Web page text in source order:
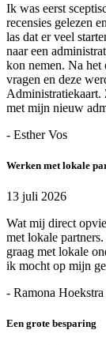
Ik was eerst
recensies gelezen
las dat er veel
naar een
kon nemen. Na het
vragen en deze
Administratiekaart.
met mijn nieuw
- Esther Vos
Werken met lokale
13 juli 2026
Wat mij direct
met lokale
graag met lokale
ik mocht op mijn
- Ramona Hoekstra
Een grote besparing